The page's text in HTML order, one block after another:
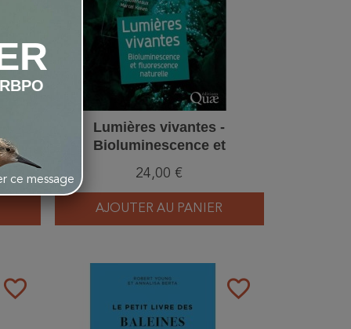
Lumières vivantes -
Bioluminescence et
fluorescence naturelle
24,00 €
AJOUTER AU PANIER
favorite_border favorite_border
ce message